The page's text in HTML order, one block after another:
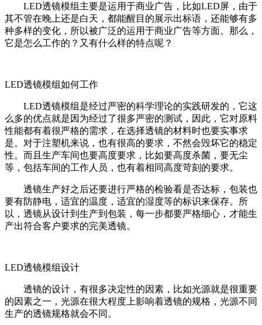
LED透镜模组主要是运用于商业广告，比如LED屏，由于
其不管在晚上还是白天，都能醒目的展示出标语，还能够有多
种多样的变化，所以被广泛的运用于商业广告等方面。那么，
它是怎么工作的？又有什么样的特点呢？
LED透镜模组如何工作
LED透镜模组是经过严密的科学理论的实践研发的，它这
么多的优点就是因为经过了很多严密的测试，因此，它对原料
性能都有着很严格的需求，在选择透镜的材料时也要实事求
是。对于注塑机来说，也有很高的要求，不然会毁坏它的稳定
性。而且生产车间也要高度要求，比如要高度杀菌，要无尘
等，包括车间的工作人员，也有着相同高度苛刻的要求。
透镜生产好之后还要进行严格的检验看是否达标，包装也
要有防静电，适宜的温度，适宜的湿度等的标识来保存。所
以，透镜从设计到生产到包装，每一步都要严格细心，才能生
产出符合客户要求的完美透镜。
LED透镜模组设计
透镜的设计，有很多决定性的因素，比如光源就是很重要
的因素之一，光源在很大程度上影响着透镜的规格，光源不同
生产的透镜规格就会不同。